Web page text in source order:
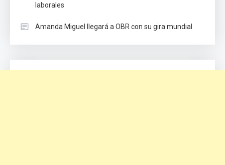
laborales
Amanda Miguel llegará a OBR con su gira mundial